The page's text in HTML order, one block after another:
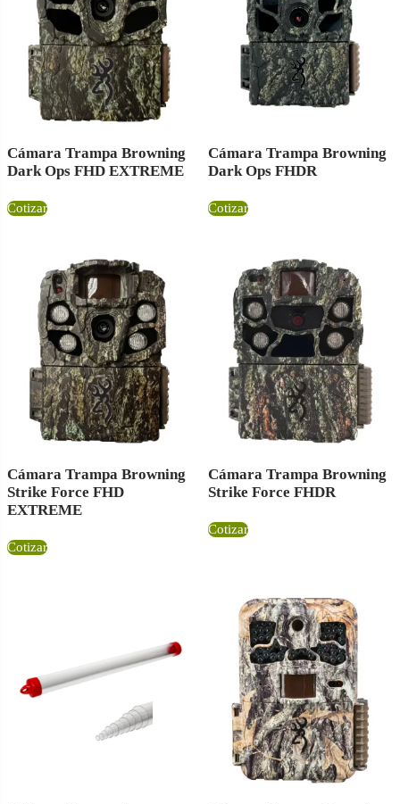
Cámara Trampa Browning
Dark Ops FHD EXTREME
Cotizar
Cámara Trampa Browning
Dark Ops FHDR
Cotizar
Cámara Trampa Browning
Strike Force FHD
EXTREME
Cotizar
Cámara Trampa Browning
Strike Force FHDR
Cotizar